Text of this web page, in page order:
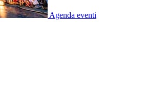
Agenda eventi